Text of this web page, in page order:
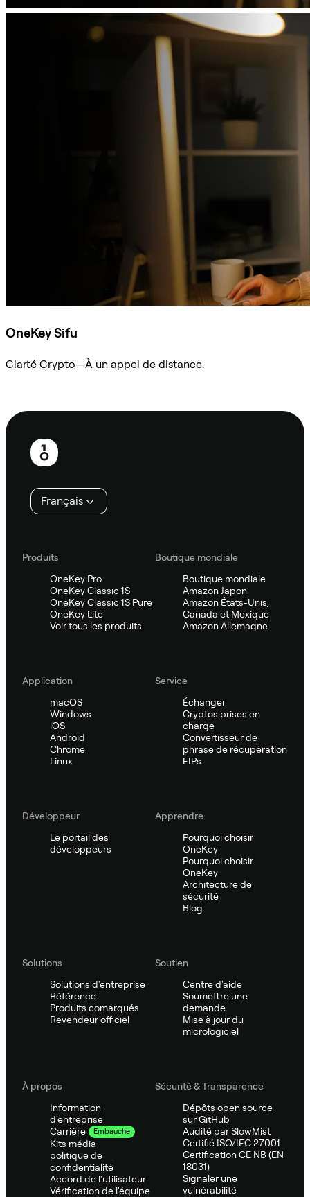
OneKey Sifu
Clarté Crypto—À un appel de distance.
Pied
page
Français
Produits
OneKey Pro
OneKey Classic 1S
OneKey Classic 1S Pure
OneKey Lite
Voir tous les produits
Boutique mondiale
Boutique mondiale
Amazon Japon
Amazon États-Unis,
Canada et Mexique
Amazon Allemagne
Application
macOS
Windows
iOS
Android
Chrome
Linux
Service
Échanger
Cryptos prises en
charge
Convertisseur de
phrase de récupération
EIPs
Développeur
Le portail des
développeurs
Apprendre
Pourquoi choisir
OneKey
Pourquoi choisir
OneKey
Architecture de
sécurité
Blog
Solutions
Solutions d'entreprise
Référence
Produits comarqués
Revendeur officiel
Soutien
Centre d'aide
Soumettre une
demande
Mise à jour du
micrologiciel
À propos
Information
d'entreprise
Carrière
Embauche
Kits média
politique de
confidentialité
Accord de l'utilisateur
Vérification de l'équipe
Sécurité & Transparence
Dépôts open source
sur GitHub
Audité par SlowMist
Certifié ISO/IEC 27001
Certification CE NB (EN
18031)
Signaler une
vulnérabilité